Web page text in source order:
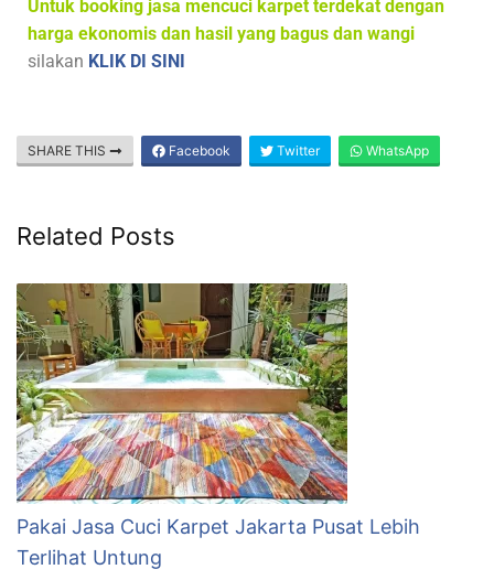
Untuk booking jasa mencuci karpet terdekat dengan
harga ekonomis dan hasil yang bagus dan wangi
silakan KLIK DI SINI
SHARE THIS Facebook Twitter WhatsApp
Related Posts
Pakai Jasa Cuci Karpet Jakarta Pusat Lebih
Terlihat Untung